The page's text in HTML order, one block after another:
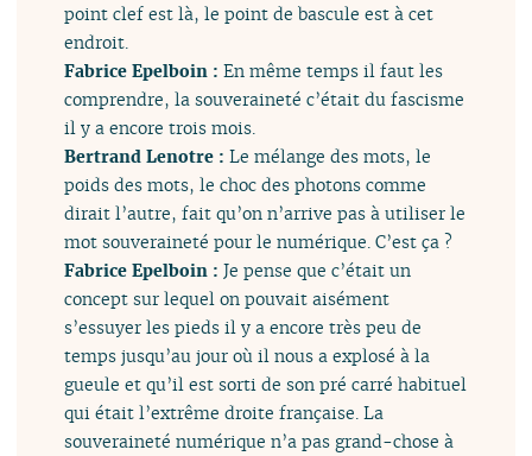
point clef est là, le point de bascule est à cet
endroit.
Fabrice Epelboin :En même temps il faut les
comprendre, la souveraineté c’était du fascisme
il y a encore trois mois.
Bertrand Lenotre :Le mélange des mots, le
poids des mots, le choc des photons comme
dirait l’autre, fait qu’on n’arrive pas à utiliser le
mot souveraineté pour le numérique. C’est ça ?
Fabrice Epelboin :Je pense que c’était un
concept sur lequel on pouvait aisément
s’essuyer les pieds il y a encore très peu de
temps jusqu’au jour où il nous a explosé à la
gueule et qu’il est sorti de son pré carré habituel
qui était l’extrême droite française. La
souveraineté numérique n’a pas grand-chose à